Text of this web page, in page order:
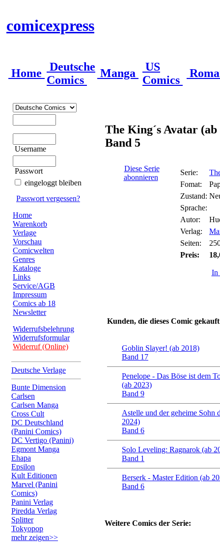
comicexpress
Home
Deutsche
Comics
Manga
US
Comics
Username
Passwort
eingeloggt bleiben
Passwort vergessen?
Home
Warenkorb
Verlage
Vorschau
Comicwelten
Genres
Kataloge
Links
Service/AGB
Impressum
Comics ab 18
Newsletter
Widerrufsbelehrung
Widerrufsformular
Widerruf (Online)
Deutsche Verlage
Bunte Dimension
Carlsen
Carlsen Manga
Cross Cult
DC Deutschland
(Panini Comics)
DC Vertigo (Panini)
Egmont Manga
Ehapa
Epsilon
Kult Editionen
Marvel (Panini
Comics)
Panini Verlag
Piredda Verlag
Splitter
Tokyopop
mehr zeigen>>
The King´s Avatar (ab
Band 5
Diese Serie
abonnieren
Serie:
Fomat:
Zustand:
Sprache:
Autor:
Verlag:
Seiten:
Preis:
In
Kunden, die dieses Comic
Goblin Slayer! (ab 2018)
Band 17
Penelope - Das Böse ist dem
(ab 2023)
Band 9
Astelle und der geheime Sohn
2024)
Band 6
Solo Leveling: Ragnarok (ab
Band 1
Berserk - Master Edition (ab
Band 6
Weitere Comics der Serie: